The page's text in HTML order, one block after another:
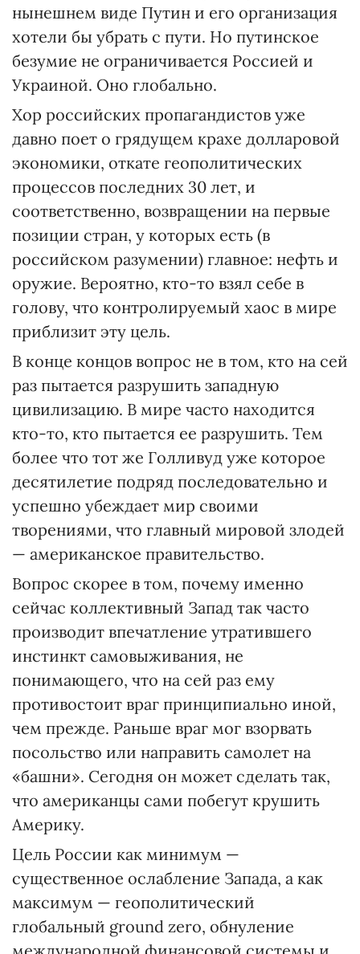
нынешнем виде Путин и его организация
хотели бы убрать с пути. Но путинское
безумие не ограничивается Россией и
Украиной. Оно глобально.
Хор российских пропагандистов уже
давно поет о грядущем крахе долларовой
экономики, откате геополитических
процессов последних 30 лет, и
соответственно, возвращении на первые
позиции стран, у которых есть (в
российском разумении) главное: нефть и
оружие. Вероятно, кто-то взял себе в
голову, что контролируемый хаос в мире
приблизит эту цель.
В конце концов вопрос не в том, кто на сей
раз пытается разрушить западную
цивилизацию. В мире часто находится
кто-то, кто пытается ее разрушить. Тем
более что тот же Голливуд уже которое
десятилетие подряд последовательно и
успешно убеждает мир своими
творениями, что главный мировой злодей
— американское правительство.
Вопрос скорее в том, почему именно
сейчас коллективный Запад так часто
производит впечатление утратившего
инстинкт самовыживания, не
понимающего, что на сей раз ему
противостоит враг принципиально иной,
чем прежде. Раньше враг мог взорвать
посольство или направить самолет на
«башни». Сегодня он может сделать так,
что американцы сами побегут крушить
Америку.
Цель России как минимум —
существенное ослабление Запада, а как
максимум — геополитический
глобальный ground zero, обнуление